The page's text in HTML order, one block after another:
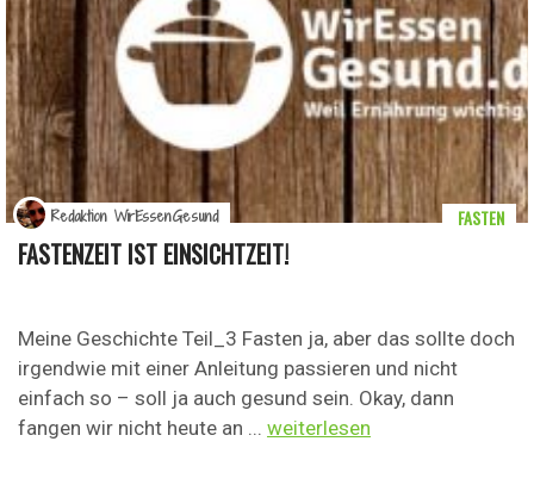
FASTENZEIT IST EINSICHTZEIT!
Meine Geschichte Teil_3 Fasten ja, aber das sollte doch
irgendwie mit einer Anleitung passieren und nicht
einfach so – soll ja auch gesund sein. Okay, dann
fangen wir nicht heute an ... weiterlesen
FASTEN
Redaktion WirEssenGesund